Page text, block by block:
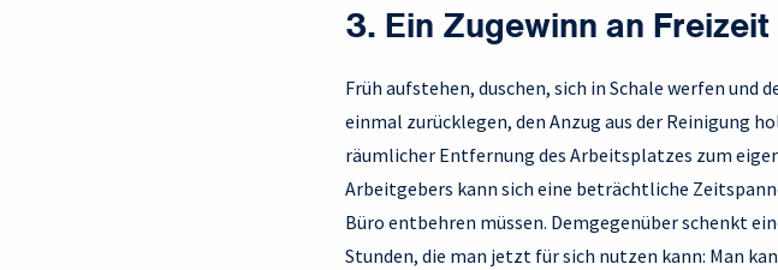
3. Ein Zugewinn an Freizeit
Früh aufstehen, duschen, sich in Schale werfen und
einmal zurücklegen, den Anzug aus der Reinigung
räumlicher Entfernung des Arbeitsplatzes zum
Arbeitgebers kann sich eine beträchtliche
Büro entbehren müssen. Demgegenüber schenkt
Stunden, die man jetzt für sich nutzen kann: Man